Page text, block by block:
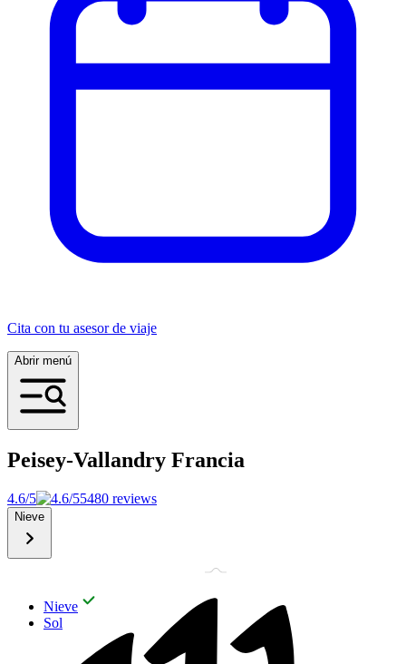
Cita con tu asesor de viaje
Abrir menú
Peisey-Vallandry Francia
4.6/5 5480 reviews
Nieve
Nieve
Sol